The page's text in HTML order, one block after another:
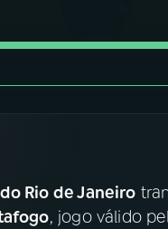
Rio de Janeiro
, jogo válido